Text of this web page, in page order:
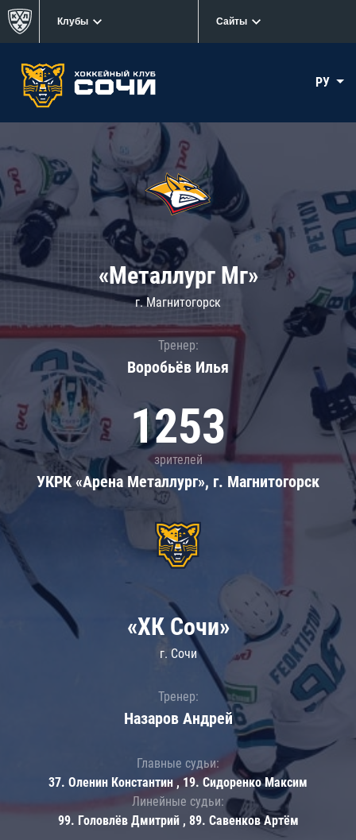
Клубы Сайты
РУ
«Металлург Мг»
г. Магнитогорск
Тренер:
Воробьёв Илья
1253
зрителей
УКРК «Арена Металлург», г. Магнитогорск
«ХК Сочи»
г. Сочи
Тренер:
Назаров Андрей
Главные судьи:
37. Оленин Константин , 19. Сидоренко Максим
Линейные судьи:
99. Головлёв Дмитрий , 89. Савенков Артём